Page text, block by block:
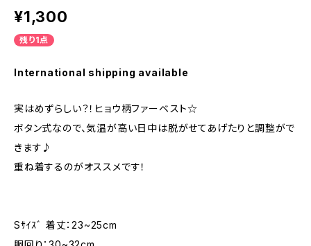
¥1,300
残り1点
International shipping available
実はめずらしい？！ヒョウ柄ファーベスト☆
ボタン式なので、気温が高い日中は脱がせてあげたりと調整がで
きます♪
重ね着するのがオススメです！
Sｻｲｽﾞ 着丈：23~25cm